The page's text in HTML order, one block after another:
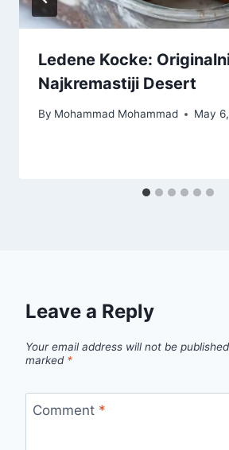
Ledene Kocke:
Najkremastiji Desert
By Mohammad Mohammad May
Leave a Reply
Your email address will not be
marked *
Comment *